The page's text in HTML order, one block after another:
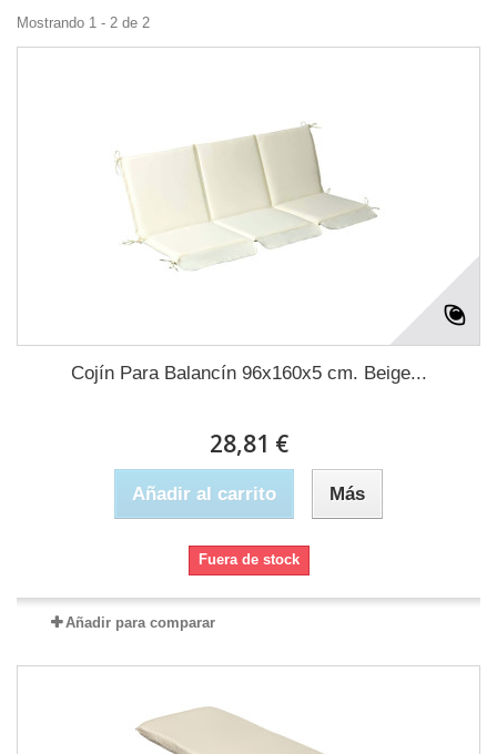
Mostrando 1 - 2 de 2
Cojín Para Balancín 96x160x5 cm. Beige...
28,81 €
Añadir al carrito Más
Fuera de stock
Añadir para comparar